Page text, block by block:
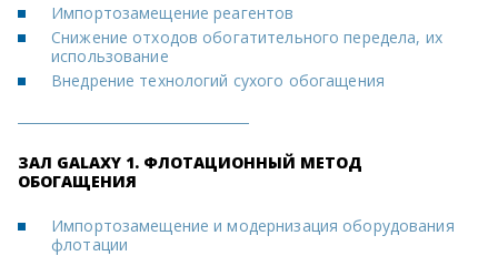
Импортозамещение реагентов
Снижение отходов обогатительного передела, их
использование
Внедрение технологий сухого обогащения
ЗАЛ GALAXY 1. ФЛОТАЦИОННЫЙ МЕТОД
ОБОГАЩЕНИЯ
Импортозамещение и модернизация оборудования
флотации